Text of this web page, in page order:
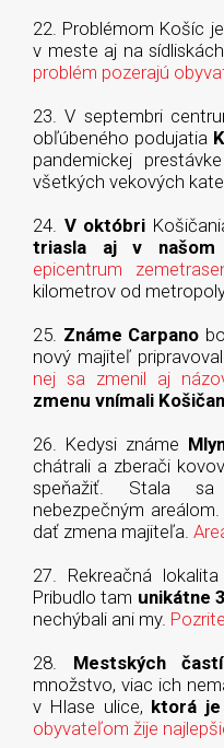
22. Problémom Košíc
v meste aj na
problém pozerajú
23. V septembri
obľúbeného podujatia
pandemickej prestávke
všetkých vekových
24. V októbri
triasla aj v našom
epicentrum
kilometrov od
25. Známe Carpano
nový majiteľ
nej sa zmenil aj
zmenu vnímali
26. Kedysi známe
chátrali a zberači
speňažiť. Stala
nebezpečným
dať zmena majiteľa.
27. Rekreačná lokalita
Pribudlo tam unikátne
nechýbali ani my.
28. Mestských
množstvo, viac ich
v Hlase ulice, ktorá je
obyvateľom žije